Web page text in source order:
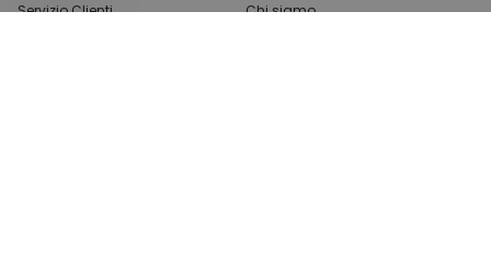
Servizio Clienti Chi siamo